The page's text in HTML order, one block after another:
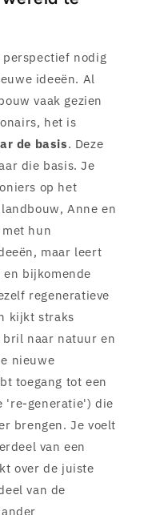
perspectief nodig
ideeën. Al
vaak gezien
het is
de basis. Deze
die basis. Je
op het
Anne en
hun
maar leert
bijkomende
regeneratieve
kijkt straks
naar natuur en
nieuwe
toegang tot een
're-generatie') die
brengen. Je voelt
van een
over de juiste
van de